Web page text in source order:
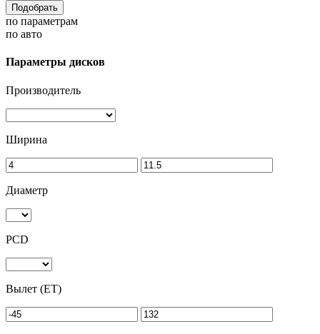
Подобрать
по параметрам
по авто
Параметры дисков
Производитель
Ширина
Диаметр
PCD
Вылет (ET)